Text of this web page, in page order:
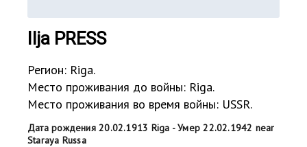
Ilja PRESS
Регион: Riga.
Место проживания до войны: Riga.
Место проживания во время войны: USSR.
Дата рождения 20.02.1913 Riga - Умер 22.02.1942 near
Staraya Russa